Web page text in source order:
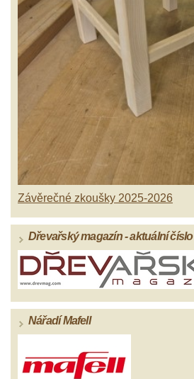
Závěrečné zkoušky 2025-2026
Dřevařský magazín - aktuální číslo
Nářadí Mafell